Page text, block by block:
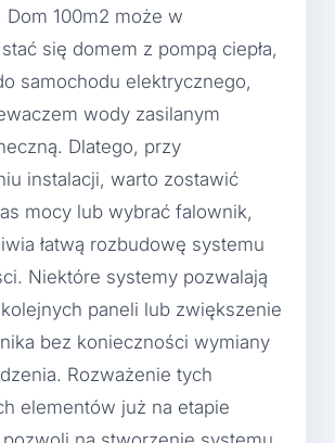
Dom 100m2 może w
się domem z pompą ciepła,
samochodu elektrycznego,
wody zasilanym
Dlatego, przy
instalacji, warto zostawić
mocy lub wybrać falownik,
łatwą rozbudowę systemu
Niektóre systemy pozwalają
paneli lub zwiększenie
bez konieczności wymiany
Rozważenie tych
elementów już na etapie